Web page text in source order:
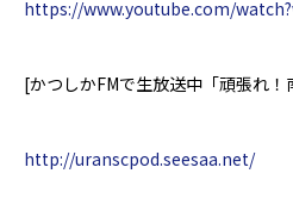
https://www.youtube.com/
[かつしかFMで生放送中「頑張れ！
http://uranscpod.seesaa.net/